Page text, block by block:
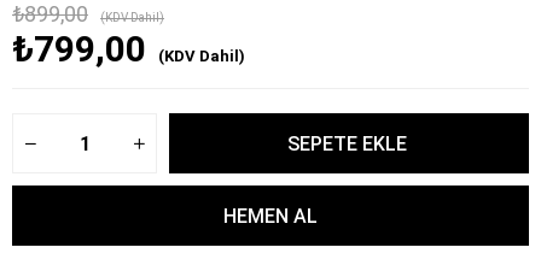
₺899,00 (KDV Dahil)
₺799,00 (KDV Dahil)